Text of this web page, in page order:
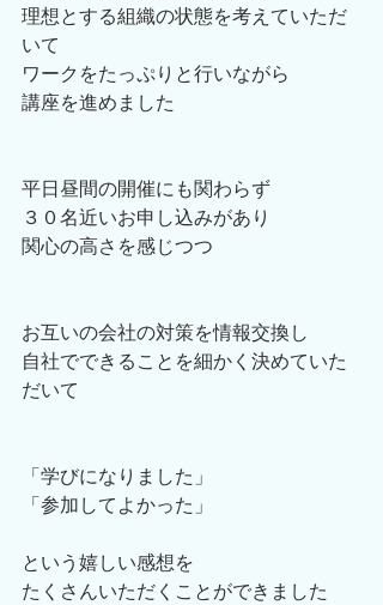
理想とする組織の状態を考えていただ
いて
ワークをたっぷりと行いながら
講座を進めました
平日昼間の開催にも関わらず
３０名近いお申し込みがあり
関心の高さを感じつつ
お互いの会社の対策を情報交換し
自社でできることを細かく決めていた
だいて
「学びになりました」
「参加してよかった」
という嬉しい感想を
たくさんいただくことができました